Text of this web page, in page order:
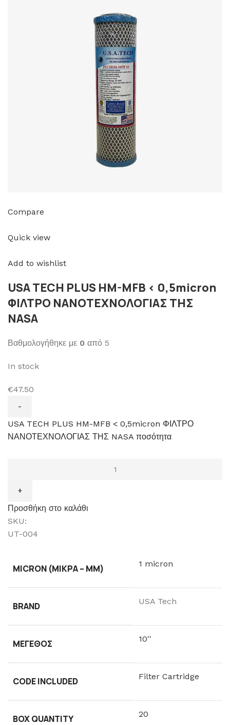
Compare
Quick view
Add to wishlist
USA TECH PLUS HM-MFB < 0,5micron
ΦΙΛΤΡΟ ΝΑΝΟΤΕΧΝΟΛΟΓΙΑΣ ΤΗΣ
NASA
Βαθμολογήθηκε με 0 από 5
In stock
€47.50
USA TECH PLUS HM-MFB < 0,5micron ΦΙΛΤΡΟ
ΝΑΝΟΤΕΧΝΟΛΟΓΙΑΣ ΤΗΣ NASA ποσότητα
Προσθήκη στο καλάθι
SKU:
UT-004
MICRON (ΜΙΚΡΆ – ΜM) 1 micron
BRAND USA Tech
ΜΈΓΕΘΟΣ 10''
CODE INCLUDED Filter Cartridge
BOX QUANTITY 20